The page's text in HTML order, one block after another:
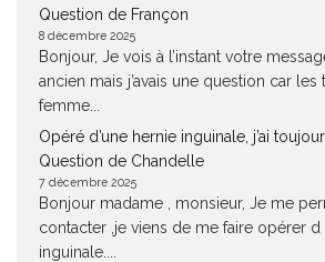
Question de Françon
8 décembre 2025
Bonjour, Je vois à l’instant votre
ancien mais j’avais une question car
femme...
Opéré d’une hernie inguinale, j’ai
Question de Chandelle
7 décembre 2025
Bonjour madame , monsieur, Je me
contacter ,je viens de me faire opérer d
inguinale....